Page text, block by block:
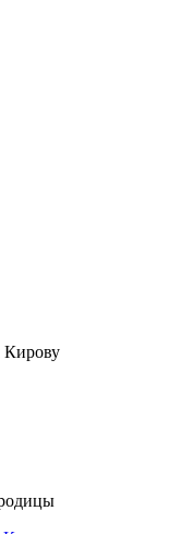
Кирову